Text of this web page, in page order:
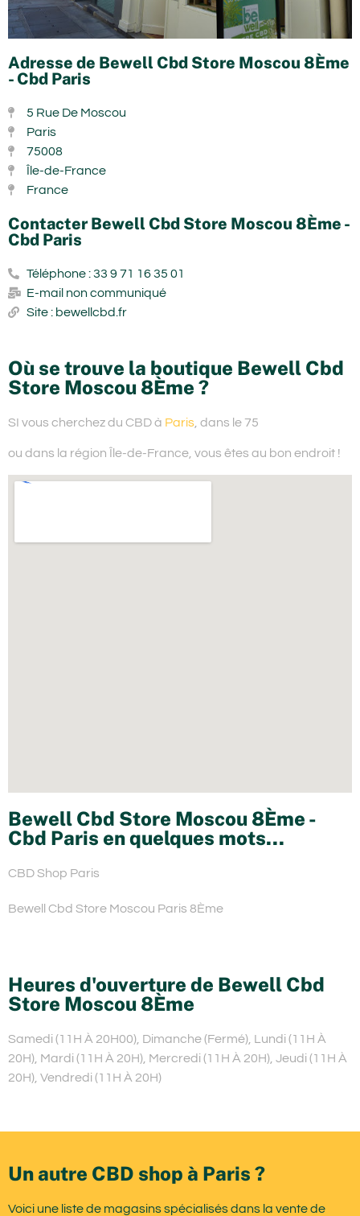
Adresse de Bewell Cbd Store Moscou 8Ème
- Cbd Paris
5 Rue De Moscou
Paris
75008
Île-de-France
France
Contacter Bewell Cbd Store Moscou 8Ème -
Cbd Paris
Téléphone : 33 9 71 16 35 01
E-mail non communiqué
Site : bewellcbd.fr
Où se trouve la boutique Bewell Cbd
Store Moscou 8Ème ?
SI vous cherchez du CBD à Paris , dans le 75
ou dans la région Île-de-France, vous êtes au bon endroit !
Bewell Cbd Store Moscou 8Ème -
Cbd Paris en quelques mots...
CBD Shop Paris
Bewell Cbd Store Moscou Paris 8Ème
Heures d'ouverture de Bewell Cbd
Store Moscou 8Ème
Samedi (11H À 20H00), Dimanche (Fermé), Lundi (11H À
20H), Mardi (11H À 20H), Mercredi (11H À 20H), Jeudi (11H À
20H), Vendredi (11H À 20H)
Un autre CBD shop à Paris ?
Voici une liste de magasins spécialisés dans la vente de